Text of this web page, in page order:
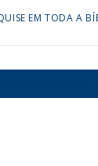
EM TODA A